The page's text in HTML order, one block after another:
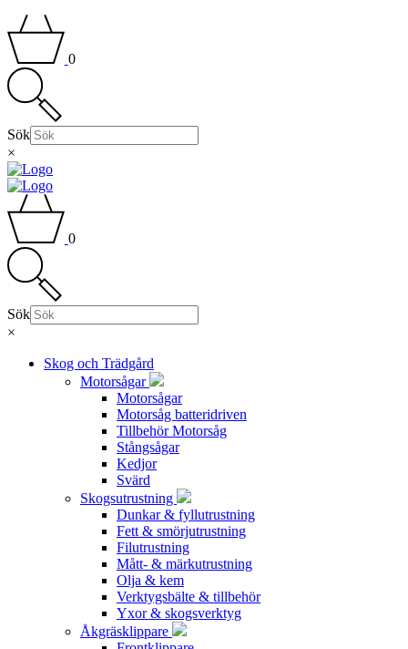
0
Sök
×
0
Sök
×
Skog och Trädgård
Motorsågar
Motorsågar
Motorsåg batteridriven
Tillbehör Motorsåg
Stångsågar
Kedjor
Svärd
Skogsutrustning
Dunkar & fyllutrustning
Fett & smörjutrustning
Filutrustning
Mått- & märkutrustning
Olja & kem
Verktygsbälte & tillbehör
Yxor & skogsverktyg
Åkgräsklippare